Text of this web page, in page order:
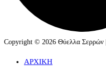
Copyright © 2026 Θύελλα Σερρών
ΑΡΧΙΚΗ